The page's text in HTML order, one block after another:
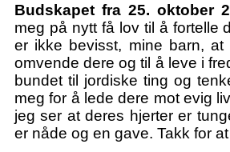
Budskapet fra 25. oktober
meg på nytt få lov til å fortelle
er ikke bevisst, mine barn,
omvende dere og til å leve i
bundet til jordiske ting og
meg for å lede dere mot evig
jeg ser at deres hjerter er
er nåde og en gave. Takk for